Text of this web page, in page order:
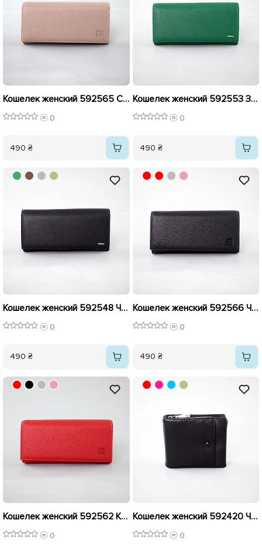
Кошелек женский 592565 Серый
0
490 ₴
Кошелек женский 592553 Зеленый
0
490 ₴
Кошелек женский 592548 Черный
0
490 ₴
Кошелек женский 592566 Черный
0
490 ₴
Кошелек женский 592562 Красный
0
Кошелек женский 592420 Черный
0